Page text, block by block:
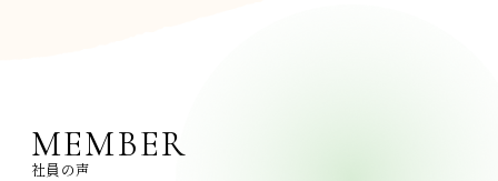
MEMBER
社員の声